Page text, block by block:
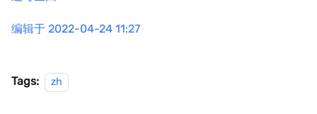
编辑于 2022-04-24 11:27
Tags: zh